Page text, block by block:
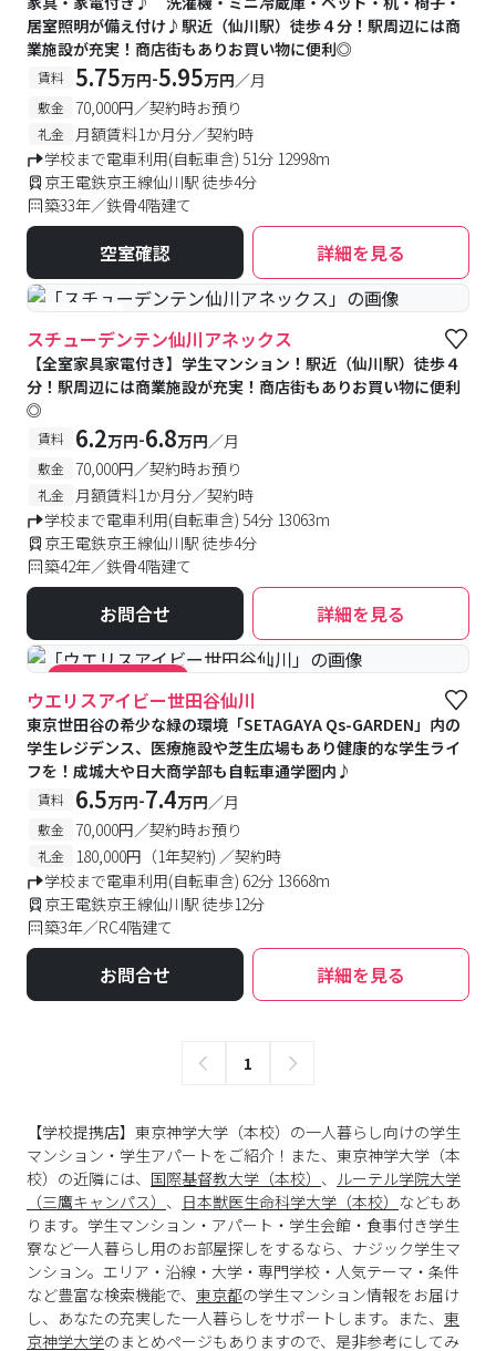
居室照明が備え付け♪駅近（仙川駅）徒歩４分！駅周辺には商
業施設が充実！商店街もありお買い物に便利◎
賃料 5.75万円-5.95万円／月
敷金 70,000円／契約時お預り
礼金
月額賃料1か月分／契約時
学校まで電車利用(自転車含) 51分 12998m
京王電鉄京王線仙川駅 徒歩4分
築33年／鉄骨4階建て
空室確認 詳細を見る
#女性専用
スチューデンテン仙川アネックス
【全室家具家電付き】学生マンション！駅近（仙川駅）徒歩４
分！駅周辺には商業施設が充実！商店街もありお買い物に便利
◎
賃料 6.2万円-6.8万円／月
敷金 70,000円／契約時お預り
礼金
月額賃料1か月分／契約時
学校まで電車利用(自転車含) 54分 13063m
京王電鉄京王線仙川駅 徒歩4分
築42年／鉄骨4階建て
お問合せ 詳細を見る
#キャンペーン実施中 #食事付き
ウエリスアイビー世田谷仙川
東京世田谷の希少な緑の環境「SETAGAYA Qs-GARDEN」内の
学生レジデンス、医療施設や芝生広場もあり健康的な学生ライ
フを！成城大や日大商学部も自転車通学圏内♪
賃料 6.5万円-7.4万円／月
敷金 70,000円／契約時お預り
礼金
180,000円（1年契約) ／契約時
学校まで電車利用(自転車含) 62分 13668m
京王電鉄京王線仙川駅 徒歩12分
築3年／RC4階建て
お問合せ 詳細を見る
1
【学校提携店】東京神学大学（本校）の一人暮らし向けの学生
マンション・学生アパートをご紹介！また、東京神学大学（本
校）の近隣には、 国際基督教大学（本校） 、 ルーテル学院大学
（三鷹キャンパス） 、 日本獣医生命科学大学（本校） などもあ
ります。学生マンション・アパート・学生会館・食事付き学生
寮など一人暮らし用のお部屋探しをするなら、ナジック学生マ
ンション。エリア・沿線・大学・専門学校・人気テーマ・条件
など豊富な検索機能で、 東京都の学生マンション情報をお届け
し、あなたの充実した一人暮らしをサポートします。また、 東
京神学大学のまとめページもありますので、是非参考にしてみ